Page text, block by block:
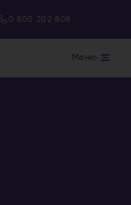
0 800 202 808
Меню